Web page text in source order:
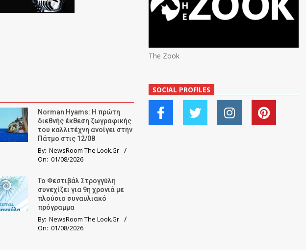
Norman Hyams: Η πρώτη
διεθνής έκθεση ζωγραφικής
του καλλιτέχνη ανοίγει στην
Πάτμο στις 12/08
By: NewsRoom The Look.Gr
On: 01/08/2026
Το Φεστιβάλ Στρογγύλη
συνεχίζει για 9η χρονιά με
πλούσιο συναυλιακό
πρόγραμμα
By: NewsRoom The Look.Gr
On: 01/08/2026
The Zook
SOCIAL PROFILES